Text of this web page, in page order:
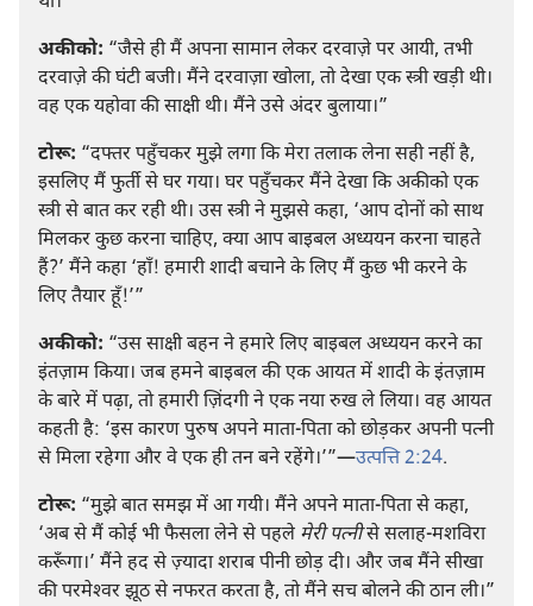
अकीको: “जैसे ही मैं अपना सामान लेकर दरवाज़े पर आयी, तभी
दरवाज़े की घंटी बजी। मैंने दरवाज़ा खोला, तो देखा एक स्त्री खड़ी थी।
वह एक यहोवा की साक्षी थी। मैंने उसे अंदर बुलाया।”
टोरू: “दफ्तर पहुँचकर मुझे लगा कि मेरा तलाक लेना सही नहीं है,
इसलिए मैं फुर्ती से घर गया। घर पहुँचकर मैंने देखा कि अकीको एक
स्त्री से बात कर रही थी। उस स्त्री ने मुझसे कहा, ‘आप दोनों को साथ
मिलकर कुछ करना चाहिए, क्या आप बाइबल अध्ययन करना चाहते
हैं?’ मैंने कहा ‘हाँ! हमारी शादी बचाने के लिए मैं कुछ भी करने के
लिए तैयार हूँ!’”
अकीको: “उस साक्षी बहन ने हमारे लिए बाइबल अध्ययन करने का
इंतज़ाम किया। जब हमने बाइबल की एक आयत में शादी के इंतज़ाम
के बारे में पढ़ा, तो हमारी ज़िंदगी ने एक नया रुख ले लिया। वह आयत
कहती है: ‘इस कारण पुरुष अपने माता-पिता को छोड़कर अपनी पत्नी
से मिला रहेगा और वे एक ही तन बने रहेंगे।’”—उत्पत्ति 2:24.
टोरू: “मुझे बात समझ में आ गयी। मैंने अपने माता-पिता से कहा,
‘अब से मैं कोई भी फैसला लेने से पहले मेरी पत्नीसे सलाह-मशविरा
करूँगा।’ मैंने हद से ज़्यादा शराब पीनी छोड़ दी। और जब मैंने सीखा
की परमेश्‍वर झूठ से नफरत करता है, तो मैंने सच बोलने की ठान ली।”